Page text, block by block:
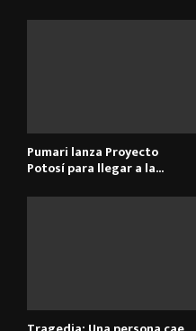
Pumari lanza Proyecto
Potosí para llegar a la...